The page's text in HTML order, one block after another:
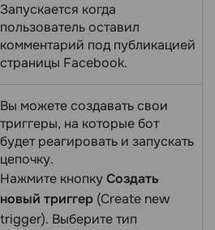
Запускается когда
пользователь оставил
комментарий под публикацией
страницы Facebook.
Вы можете создавать свои
триггеры, на которые бот
будет реагировать и запускать
цепочку.
Нажмите кнопкуСоздать
новый триггер (Create new
trigger). Выберите тип